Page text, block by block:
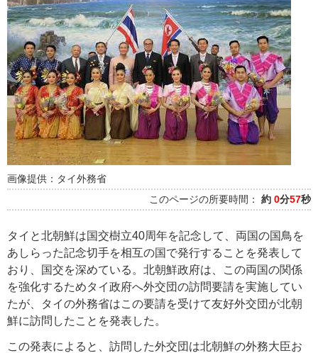
画像提供：タイ外務省
このページの所要時間： 約 0分57秒
タイと北朝鮮は国交樹立40周年を記念して、両国の国鳥を
あしらった記念切手を相互の国で発行することを発表して
おり、国交を深めている。北朝鮮政府は、この両国の関係
を強化するためタイ政府へ外交団の訪問要請を実施してい
たが、タイの外務省はこの要請を受けて友好外交団が北朝
鮮に訪問したことを発表した。
この発表によると、訪問した外交団は北朝鮮の外務大臣お